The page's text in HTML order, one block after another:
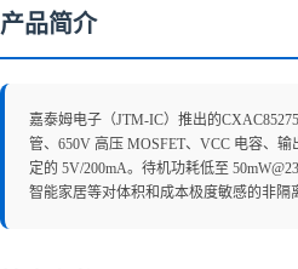
产品简介
嘉泰姆电子（JTM-IC）推出的
管、650V 高压 MOSFET、VCC 电容、
定的 5V/200mA。待机功耗低至
智能家居等对体积和成本极度敏感的非隔